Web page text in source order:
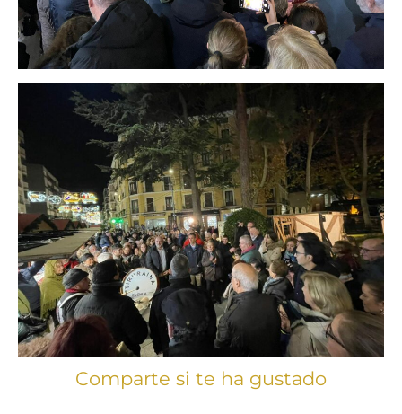
Comparte si te ha gustado